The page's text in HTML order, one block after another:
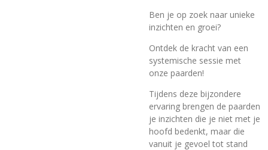
Ben je op zoek naar unieke
inzichten en groei?
Ontdek de kracht van een
systemische sessie met
onze paarden!
Tijdens deze bijzondere
ervaring brengen de paarden
je inzichten die je niet met je
hoofd bedenkt, maar die
vanuit je gevoel tot stand